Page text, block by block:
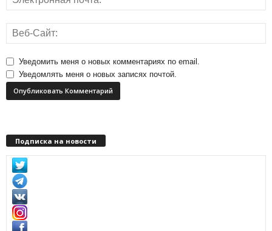
Уведомить меня о новых комментариях по email.
Уведомлять меня о новых записях почтой.
Подписка на новости